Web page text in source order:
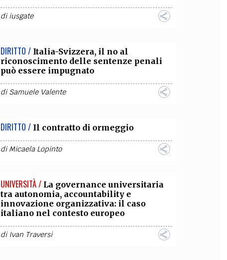
diiusgate
DIRITTO / Italia-Svizzera, il no al
riconoscimento delle sentenze penali
può essere impugnato
diSamuele Valente
DIRITTO / Il contratto di ormeggio
diMicaela Lopinto
UNIVERSITÀ / La governance universitaria
tra autonomia, accountability e
innovazione organizzativa: il caso
italiano nel contesto europeo
di Ivan Traversi